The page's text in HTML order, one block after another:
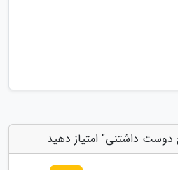
دوست داشتنی" امتیاز دهید